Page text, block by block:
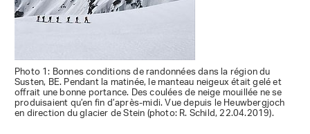
Photo 1: Bonnes conditions de randonnées dans la région du
Susten, BE. Pendant la matinée, le manteau neigeux était gelé et
offrait une bonne portance. Des coulées de neige mouillée ne se
produisaient qu’en fin d’après-midi. Vue depuis le Heuwbergjoch
en direction du glacier de Stein (photo: R. Schild, 22.04.2019).